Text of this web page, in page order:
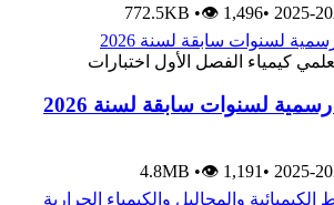
2025-
•
772.5KB •👁 1,496
كيمياء الفصل الأول اختبارات
لسنوات سابقة لسنة 2026
2025-
•
4.8MB •👁 1,191